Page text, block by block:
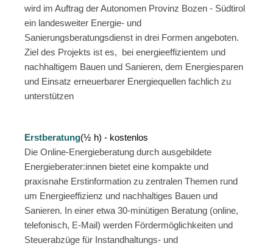
wird im Auftrag der Autonomen Provinz Bozen - Südtirol
ein landesweiter Energie- und
Sanierungsberatungsdienst in drei Formen angeboten.
Ziel des Projekts ist es, bei energieeffizientem und
nachhaltigem Bauen und Sanieren, dem Energiesparen
und Einsatz erneuerbarer Energiequellen fachlich zu
unterstützen
Erstberatung(½ h) - kostenlos
Die Online-Energieberatung durch ausgebildete
Energieberater:innen bietet eine kompakte und
praxisnahe Erstinformation zu zentralen Themen rund
um Energieeffizienz und nachhaltiges Bauen und
Sanieren. In einer etwa 30-minütigen Beratung (online,
telefonisch, E-Mail) werden Fördermöglichkeiten und
Steuerabzüge für Instandhaltungs- und